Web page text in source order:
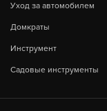
Уход за автомобилем
Домкраты
Инструмент
Садовые инструменты